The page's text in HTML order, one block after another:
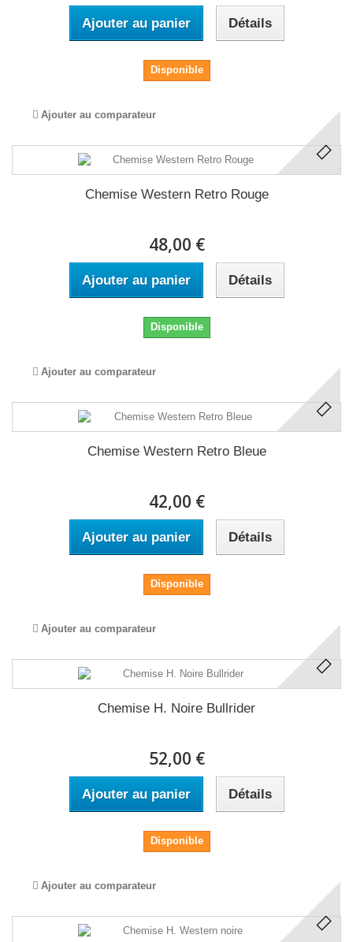
Ajouter au panier Détails
Disponible
Ajouter au comparateur
Chemise Western Retro Rouge
48,00 €
Ajouter au panier Détails
Disponible
Ajouter au comparateur
Chemise Western Retro Bleue
42,00 €
Ajouter au panier Détails
Disponible
Ajouter au comparateur
Chemise H. Noire Bullrider
52,00 €
Ajouter au panier Détails
Disponible
Ajouter au comparateur